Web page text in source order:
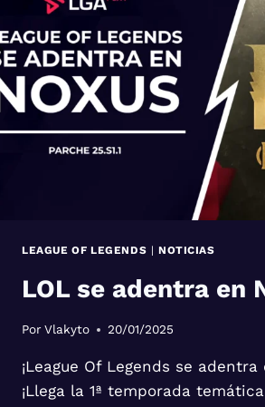
ABREN
INSCRIPCIONES
LEAGUE OF LEGENDS | NOTICIAS
LOL se adentra en
PorVlakyto 20/01/2025
¡League Of Legends se adentra
¡Llega la 1ª temporada